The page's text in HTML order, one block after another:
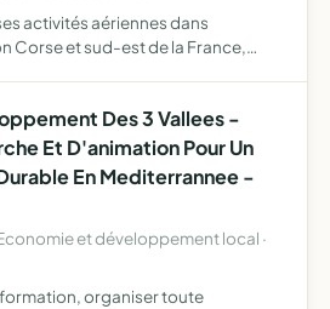
activités aériennes dans
Corse et sud-est de la France,
Des 3 Vallees -
Et D'animation Pour Un
En Mediterrannee -
et développement local ·
organiser toute